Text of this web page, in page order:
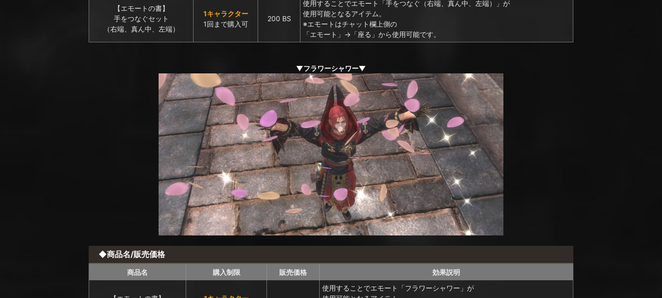
【エモートの書】
手をつなぐセット
（右端、真ん中、左端）
1キャラクター
1回まで購入可
200 BS
使用することでエモート「手をつなぐ（右端、真ん中、左端）」が
使用可能となるアイテム。
※エモートはチャット欄上側の
「エモート」→「座る」から使用可能です。
▼フラワーシャワー▼
◆商品名/販売価格
商品名 購入制限 販売価格 効果説明
使用することでエモート「フラワーシャワー」が